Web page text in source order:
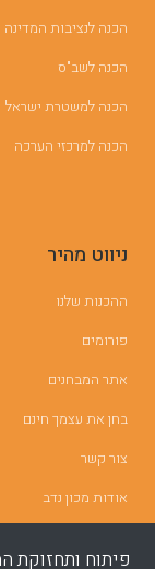
הכנה לנציבות המדינה
הכנה לשב"ס
הכנה למשטרת ישראל
הכנה למרכזי הערכה
ניווט מהיר
ההכנות שלנו
פורומים
אתר המבחנים
בחן את עצמך חינם
צור קשר
אודות מכון נדב
פיתוח ותחזוקת